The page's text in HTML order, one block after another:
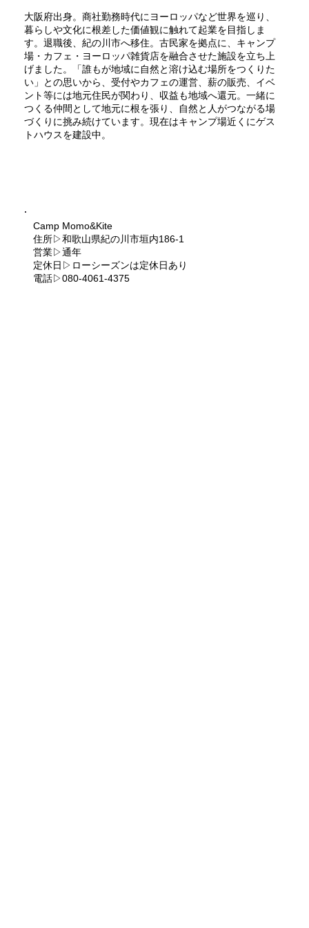
大阪府出身。商社勤務時代にヨーロッパなど世界を巡り、
暮らしや文化に根差した価値観に触れて起業を目指しま
す。退職後、紀の川市へ移住。古民家を拠点に、キャンプ
場・カフェ・ヨーロッパ雑貨店を融合させた施設を立ち上
げました。「誰もが地域に自然と溶け込む場所をつくりた
い」との思いから、受付やカフェの運営、薪の販売、イベ
ント等には地元住民が関わり、収益も地域へ還元。一緒に
つくる仲間として地元に根を張り、自然と人がつながる場
づくりに挑み続けています。現在はキャンプ場近くにゲス
トハウスを建設中。
Camp Momo&Kite
住所▷和歌山県紀の川市垣内186-1
営業▷通年
定休日▷ローシーズンは定休日あり
電話▷080-4061-4375